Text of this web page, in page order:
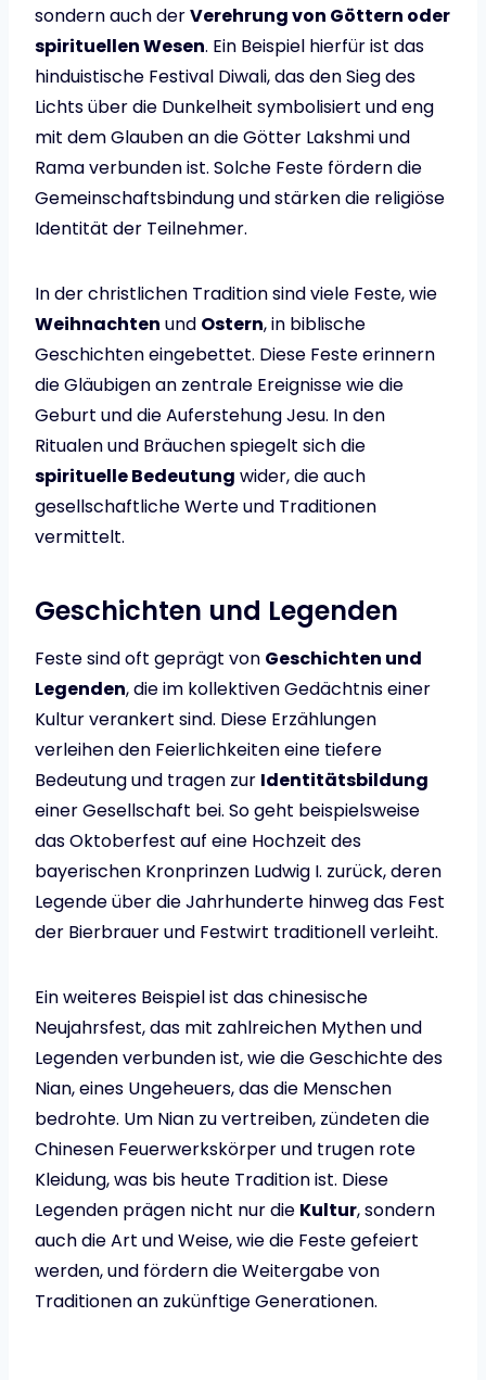
sondern auch derVerehrung von Göttern oder
spirituellen Wesen. Ein Beispiel hierfür ist das
hinduistische Festival Diwali, das den Sieg des
Lichts über die Dunkelheit symbolisiert und eng
mit dem Glauben an die Götter Lakshmi und
Rama verbunden ist. Solche Feste fördern die
Gemeinschaftsbindung und stärken die religiöse
Identität der Teilnehmer.
In der christlichen Tradition sind viele Feste, wie
Weihnachten und Ostern, in biblische
Geschichten eingebettet. Diese Feste erinnern
die Gläubigen an zentrale Ereignisse wie die
Geburt und die Auferstehung Jesu. In den
Ritualen und Bräuchen spiegelt sich die
spirituelle Bedeutung wider, die auch
gesellschaftliche Werte und Traditionen
vermittelt.
Geschichten und Legenden
Feste sind oft geprägt von Geschichten und
Legenden, die im kollektiven Gedächtnis einer
Kultur verankert sind. Diese Erzählungen
verleihen den Feierlichkeiten eine tiefere
Bedeutung und tragen zur Identitätsbildung
einer Gesellschaft bei. So geht beispielsweise
das Oktoberfest auf eine Hochzeit des
bayerischen Kronprinzen Ludwig I. zurück, deren
Legende über die Jahrhunderte hinweg das Fest
der Bierbrauer und Festwirt traditionell verleiht.
Ein weiteres Beispiel ist das chinesische
Neujahrsfest, das mit zahlreichen Mythen und
Legenden verbunden ist, wie die Geschichte des
Nian, eines Ungeheuers, das die Menschen
bedrohte. Um Nian zu vertreiben, zündeten die
Chinesen Feuerwerkskörper und trugen rote
Kleidung, was bis heute Tradition ist. Diese
Legenden prägen nicht nur die Kultur, sondern
auch die Art und Weise, wie die Feste gefeiert
werden, und fördern die Weitergabe von
Traditionen an zukünftige Generationen.